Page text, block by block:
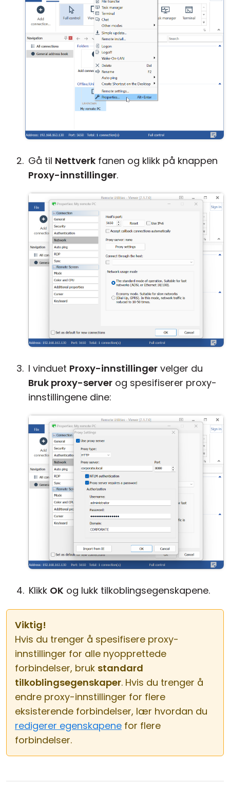
Gå til Nettverk fanen og klikk på knappen
Proxy-innstillinger.
I vinduet Proxy-innstillinger velger du
Bruk proxy-server og spesifiserer proxy-
innstillingene dine:
Klikk OK og lukk tilkoblingsegenskapene.
Viktig!
Hvis du trenger å spesifisere proxy-
innstillinger for alle nyopprettede
forbindelser, bruk standard
tilkoblingsegenskaper. Hvis du trenger å
endre proxy-innstillinger for flere
eksisterende forbindelser, lær hvordan du
redigerer egenskapene for flere
forbindelser.